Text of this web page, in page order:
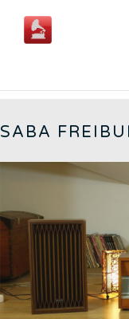
contenuto
SABA